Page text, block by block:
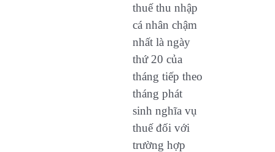
thuế thu nhập
cá nhân chậm
nhất là ngày
thứ 20 của
tháng tiếp theo
tháng phát
sinh nghĩa vụ
thuế đối với
trường hợp